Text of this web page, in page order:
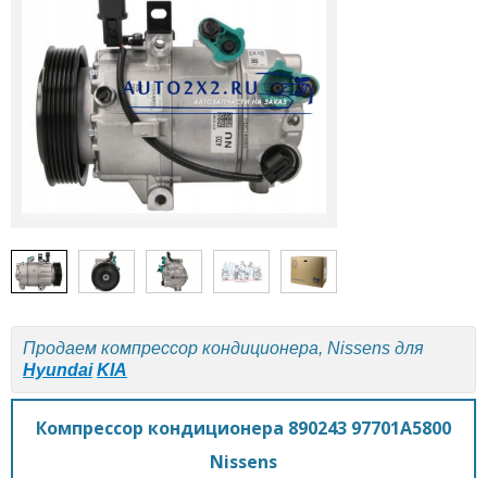
Продаем компрессор кондиционера, Nissens для
Hyundai KIA
Компрессор кондиционера 890243 97701A5800
Nissens